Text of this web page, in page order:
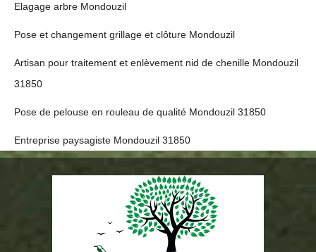
Elagage arbre Mondouzil
Pose et changement grillage et clôture Mondouzil
Artisan pour traitement et enlèvement nid de chenille Mondouzil
31850
Pose de pelouse en rouleau de qualité Mondouzil 31850
Entreprise paysagiste Mondouzil 31850